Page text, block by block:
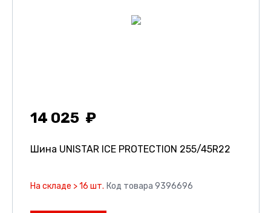
14 025
Шина UNISTAR ICE PROTECTION 255/45R22
На складе > 16 шт. Код товара 9396696